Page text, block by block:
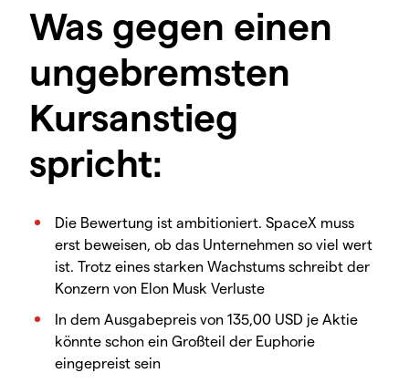
Was gegen einen
ungebremsten
Kursanstieg
spricht:
Die Bewertung ist ambitioniert. SpaceX muss
erst beweisen, ob das Unternehmen so viel wert
ist. Trotz eines starken Wachstums schreibt der
Konzern von Elon Musk Verluste
In dem Ausgabepreis von 135,00 USD je Aktie
könnte schon ein Großteil der Euphorie
eingepreist sein